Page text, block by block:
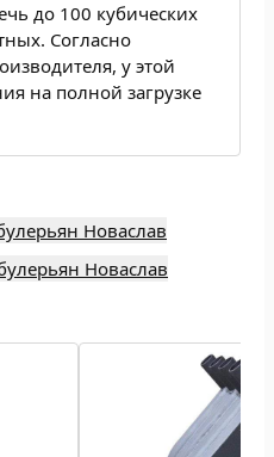
до 100 кубических
Согласно
у этой
на полной загрузке
Новаслав
Новаслав